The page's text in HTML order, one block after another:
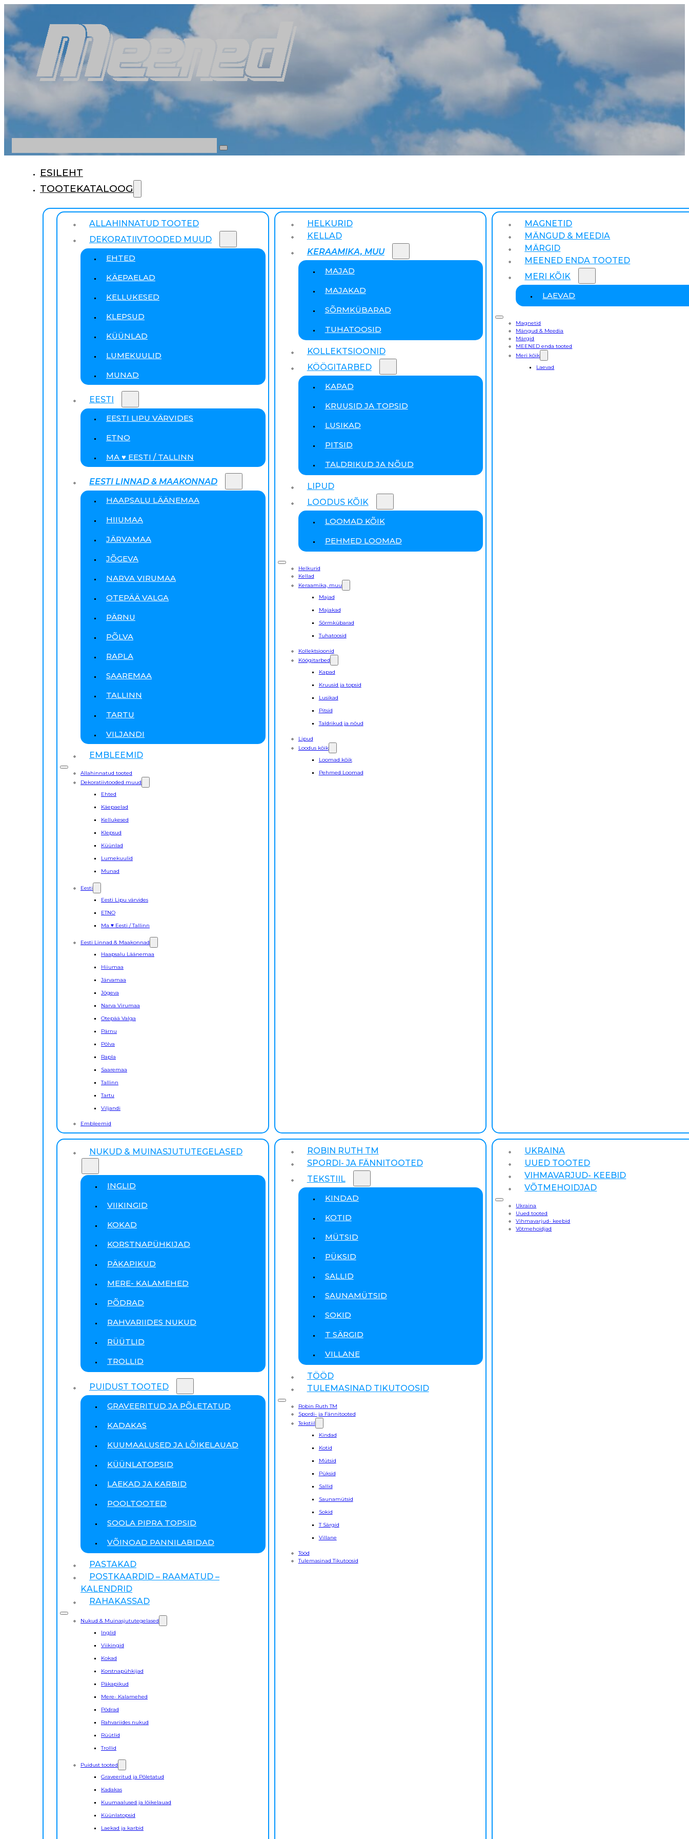
ESILEHT
TOOTEKATALOOG
ALLAHINNATUD TOOTED
DEKORATIIVTOODED MUUD
EHTED
KÄEPAELAD
KELLUKESED
KLEPSUD
KÜÜNLAD
LUMEKUULID
MUNAD
EESTI
EESTI LIPU VÄRVIDES
ETNO
MA ♥ EESTI / TALLINN
EESTI LINNAD & MAAKONNAD
HAAPSALU LÄÄNEMAA
HIIUMAA
JÄRVAMAA
JÕGEVA
NARVA VIRUMAA
OTEPÄÄ VALGA
PÄRNU
PÕLVA
RAPLA
SAAREMAA
TALLINN
TARTU
VILJANDI
EMBLEEMID
Allahinnatud tooted
Dekoratiivtooded muud
Ehted
Käepaelad
Kellukesed
Klepsud
Küünlad
Lumekuulid
Munad
Eesti
Eesti Lipu värvides
ETNO
Ma ♥ Eesti / Tallinn
Eesti Linnad & Maakonnad
Haapsalu Läänemaa
Hiiumaa
Järvamaa
Jõgeva
Narva Virumaa
Otepää Valga
Pärnu
Põlva
Rapla
Saaremaa
Tallinn
Tartu
Viljandi
Embleemid
HELKURID
KELLAD
KERAAMIKA, MUU
MAJAD
MAJAKAD
SÕRMKÜBARAD
TUHATOOSID
KOLLEKTSIOONID
KÖÖGITARBED
KAPAD
KRUUSID JA TOPSID
LUSIKAD
PITSID
TALDRIKUD JA NÕUD
LIPUD
LOODUS KÕIK
LOOMAD KÕIK
PEHMED LOOMAD
Helkurid
Kellad
Keraamika, muu
Majad
Majakad
Sõrmkübarad
Tuhatoosid
Kollektsioonid
Köögitarbed
Kapad
Kruusid ja topsid
Lusikad
Pitsid
Taldrikud ja nõud
Lipud
Loodus kõik
Loomad kõik
Pehmed Loomad
MAGNETID
MÄNGUD & MEEDIA
MÄRGID
MEENED ENDA TOOTED
MERI KÕIK
LAEVAD
Magnetid
Mängud & Meedia
Märgid
MEENED enda tooted
Meri kõik
Laevad
NUKUD & MUINASJUTUTEGELASED
INGLID
VIIKINGID
KOKAD
KORSTNAPÜHKIJAD
PÄKAPIKUD
MERE- KALAMEHED
PÕDRAD
RAHVARIIDES NUKUD
RÜÜTLID
TROLLID
PUIDUST TOOTED
GRAVEERITUD JA PÕLETATUD
KADAKAS
KUUMAALUSED JA LÕIKELAUAD
KÜÜNLATOPSID
LAEKAD JA KARBID
POOLTOOTED
SOOLA PIPRA TOPSID
VÕINOAD PANNILABIDAD
PASTAKAD
POSTKAARDID – RAAMATUD –
KALENDRID
RAHAKASSAD
Nukud & Muinasjututegelased
Inglid
Viikingid
Kokad
Korstnapühkijad
Päkapikud
Mere- Kalamehed
Põdrad
Rahvariides nukud
Rüütlid
Trollid
Puidust tooted
Graveeritud ja Põletatud
Kadakas
Kuumaalused ja lõikelauad
Küünlatopsid
Laekad ja karbid
ROBIN RUTH TM
SPORDI- JA FÄNNITOOTED
TEKSTIIL
KINDAD
KOTID
MÜTSID
PÜKSID
SALLID
SAUNAMÜTSID
SOKID
T SÄRGID
VILLANE
TÖÖD
TULEMASINAD TIKUTOOSID
Robin Ruth TM
Spordi- ja Fännitooted
Tekstiil
Kindad
Kotid
Mütsid
Püksid
Sallid
Saunamütsid
Sokid
T Särgid
Villane
Tööd
Tulemasinad Tikutoosid
UKRAINA
UUED TOOTED
VIHMAVARJUD- KEEBID
VÕTMEHOIDJAD
Ukraina
Uued tooted
Vihmavarjud- keebid
Võtmehoidjad